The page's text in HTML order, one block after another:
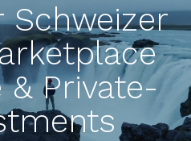
Schweizer
Private-